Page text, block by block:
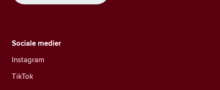
Sociale medier
Instagram
TikTok